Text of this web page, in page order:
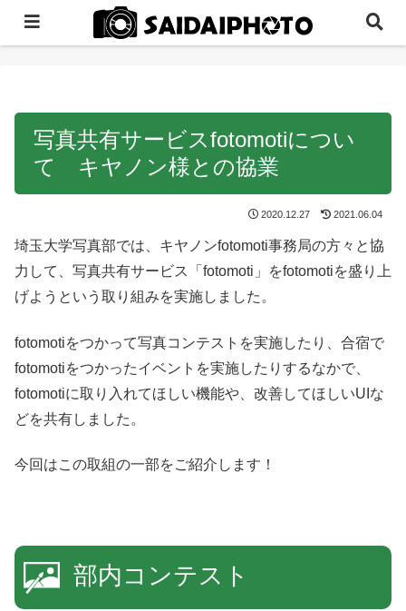
写真共有サービスfotomotiについ
て キヤノン様との協業
2020.12.27 2021.06.04
埼玉大学写真部では、キヤノンfotomoti事務局の方々と協
力して、写真共有サービス「fotomoti」をfotomotiを盛り上
げようという取り組みを実施しました。
fotomotiをつかって写真コンテストを実施したり、合宿で
fotomotiをつかったイベントを実施したりするなかで、
fotomotiに取り入れてほしい機能や、改善してほしいUIな
どを共有しました。
今回はこの取組の一部をご紹介します！
部内コンテスト